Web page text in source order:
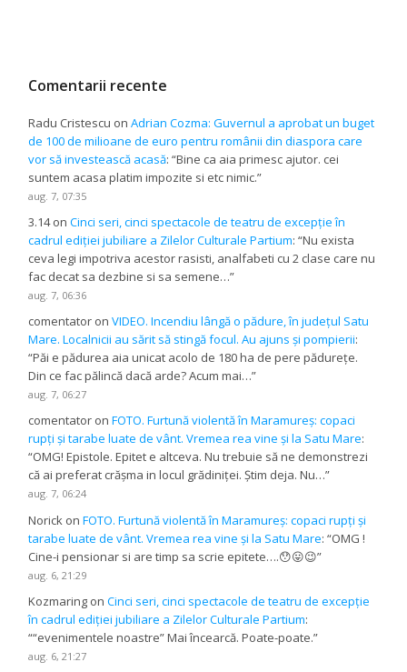
Comentarii recente
Radu Cristescu onAdrian Cozma: Guvernul a aprobat un buget
de 100 de milioane de euro pentru românii din diaspora care
vor să investească acasă: “Bine ca aia primesc ajutor. cei
suntem acasa platim impozite si etc nimic.”
aug. 7, 07:35
3.14onCinci seri, cinci spectacole de teatru de excepție în
cadrul ediției jubiliare a Zilelor Culturale Partium: “Nu exista
ceva legi impotriva acestor rasisti, analfabeti cu 2 clase care nu
fac decat sa dezbine si sa semene…”
aug. 7, 06:36
comentator onVIDEO. Incendiu lângă o pădure, în județul Satu
Mare. Localnicii au sărit să stingă focul. Au ajuns și pompierii:
“Păi e pădurea aia unicat acolo de 180 ha de pere pădurețe.
Din ce fac pălincă dacă arde? Acum mai…”
aug. 7, 06:27
comentator onFOTO. Furtună violentă în Maramureș: copaci
rupți și tarabe luate de vânt. Vremea rea vine și la Satu Mare:
“OMG! Epistole. Epitet e altceva. Nu trebuie să ne demonstrezi
că ai preferat crășma in locul grădiniței. Știm deja. Nu…”
aug. 7, 06:24
Norick onFOTO. Furtună violentă în Maramureș: copaci rupți și
tarabe luate de vânt. Vremea rea vine și la Satu Mare: “OMG !
Cine-i pensionar si are timp sa scrie epitete….😯😛😉”
aug. 6, 21:29
Kozmaring onCinci seri, cinci spectacole de teatru de excepție
în cadrul ediției jubiliare a Zilelor Culturale Partium:
““evenimentele noastre” Mai încearcă. Poate-poate.”
aug. 6, 21:27